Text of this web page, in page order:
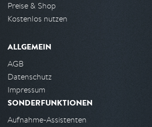
Preise & Shop
Kostenlos nutzen
ALLGEMEIN
AGB
Datenschutz
Impressum
SONDERFUNKTIONEN
Aufnahme-Assistenten